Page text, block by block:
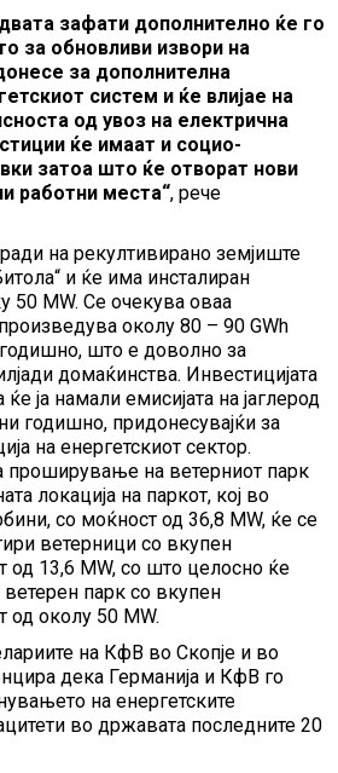
зафати дополнително ќе го
за обновливи извори на
за дополнителна
систем и ќе влијае на
од увоз на електрична
ќе имаат и социо-
затоа што ќе отворат нови
работни места“, рече
на рекултивирано земјиште
и ќе има инсталиран
50 MW. Се очекува оваа
околу 80 – 90 GWh
годишно, што е доволно за
домаќинства. Инвестицијата
ја намали емисијата на јаглерод
годишно, придонесувајќи за
на енергетскиот сектор.
проширување на ветерниот парк
локација на паркот, кој во
со моќност од 36,8 MW, ќе се
ветерници со вкупен
од 13,6 MW, со што целосно ќе
парк со вкупен
од околу 50 MW.
на КфВ во Скопје и во
дека Германија и КфВ го
на енергетските
во државата последните 20